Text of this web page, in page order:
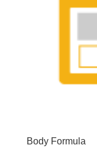
Body Formula